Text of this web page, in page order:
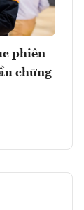
phiên
chững